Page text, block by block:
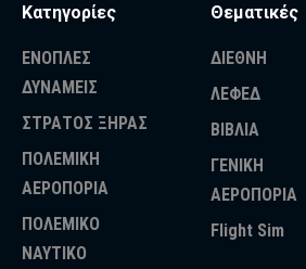
Κατηγορίες
ΕΝΟΠΛΕΣ
ΔΥΝΑΜΕΙΣ
ΣΤΡΑΤΟΣ ΞΗΡΑΣ
ΠΟΛΕΜΙΚΗ
ΑΕΡΟΠΟΡΙΑ
ΠΟΛΕΜΙΚΟ
ΝΑΥΤΙΚΟ
Θεματικές
ΔΙΕΘΝΗ
ΛΕΦΕΔ
ΒΙΒΛΙΑ
ΓΕΝΙΚΗ
ΑΕΡΟΠΟΡΙΑ
Flight Sim